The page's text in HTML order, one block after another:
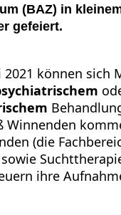
(BAZ) in
gefeiert.
2021 können sich
Winnenden
(die
ihre